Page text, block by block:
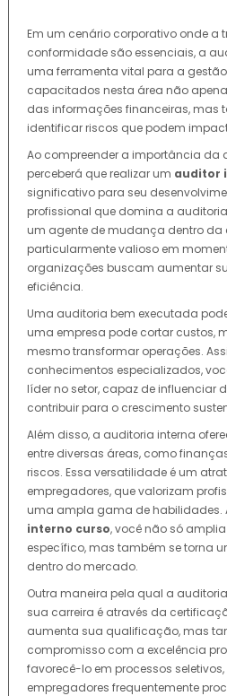
Em um cenário corporativo onde a
conformidade são essenciais, a
uma ferramenta vital para a gestão
capacitados nesta área não
das informações financeiras, mas
identificar riscos que podem
Ao compreender a importância da
perceberá que realizar um auditor
significativo para seu
profissional que domina a
um agente de mudança dentro da
particularmente valioso em
organizações buscam aumentar
eficiência.
Uma auditoria bem executada
uma empresa pode cortar custos,
mesmo transformar operações.
conhecimentos especializados,
líder no setor, capaz de influenciar
contribuir para o crescimento
Além disso, a auditoria interna
entre diversas áreas, como
riscos. Essa versatilidade é um
empregadores, que valorizam
uma ampla gama de habilidades.
interno curso, você não só
específico, mas também se torna
dentro do mercado.
Outra maneira pela qual a
sua carreira é através da
aumenta sua qualificação, mas
compromisso com a excelência
favorecê-lo em processos
empregadores frequentemente